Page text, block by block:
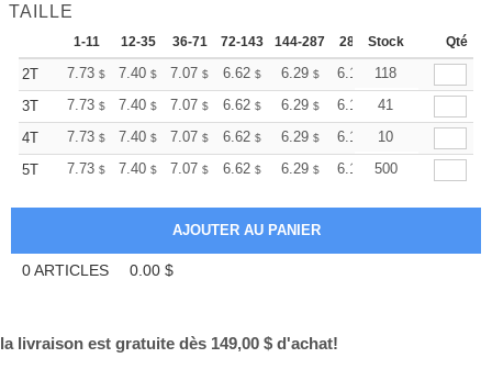
TAILLE
1-11 12-35 36-71 72-143 144-287 288 + Plus
Stock Qté
2T 7.73 $ 7.40 $ 7.07 $ 6.62 $ 6.29 $ 6.18
118
3T
7.73 $ 7.40 $ 7.07 $ 6.62 $ 6.29 $ 6.18
41
4T
7.73 $ 7.40 $ 7.07 $ 6.62 $ 6.29 $ 6.18
10
5T
7.73 $ 7.40 $ 7.07 $ 6.62 $ 6.29 $ 6.18 $500
0ARTICLES 0.00 $
la livraison est gratuite dès 149,00 $ d'achat!